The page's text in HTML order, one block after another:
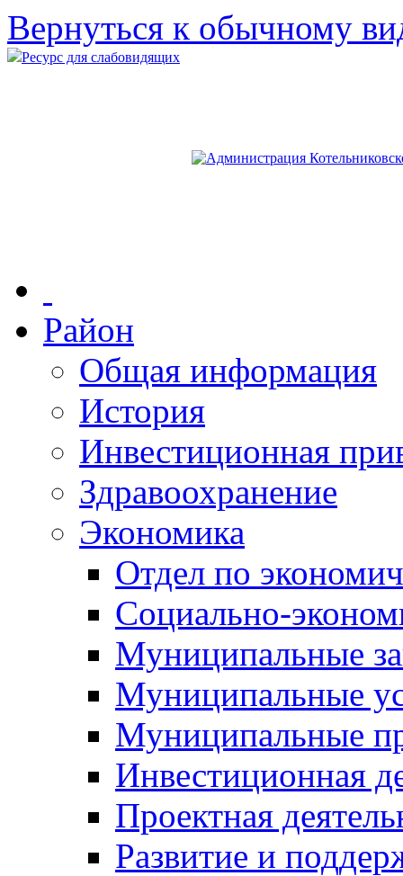
Вернуться к обычному
Ресурс для слабовидящих
Район
Общая информация
История
Инвестиционная
Здравоохранение
Экономика
Отдел по
Социально-
Муниципальные
Муниципальные
Муниципальные
Инвестиционная
Проектная
Развитие и